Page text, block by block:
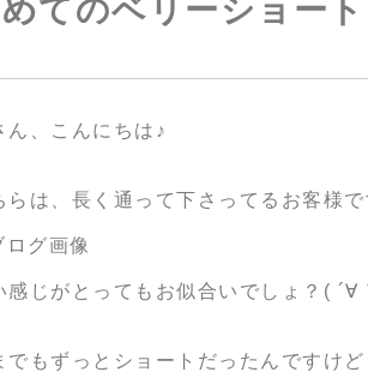
てのベリーショート
ん、こんにちは♪
らは、長く通って下さってるお客様で
感じがとってもお似合いでしょ？( ´∀
でもずっとショートだったんですけ